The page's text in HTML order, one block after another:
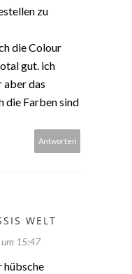
zu
die Colour
gut. ich
aber das
die Farben sind
Antworten
WELT
15:47
hübsche